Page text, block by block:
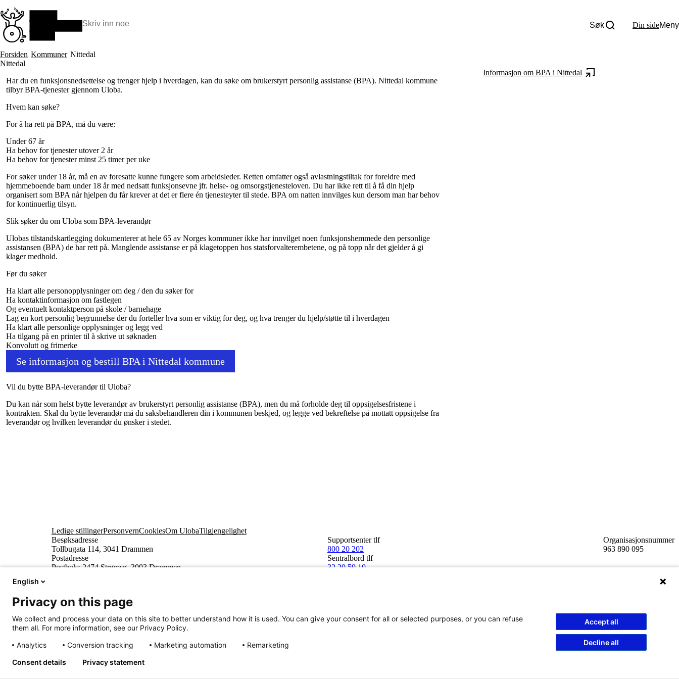
til
hovedinnhold
Søk: Søk Din sideMeny
Hva vi gjør
BPA – Borgerstyrt personlig assistanse
Beslutningsstøtteråd
Funksjonsassistanse
Ti gode grunner til å velge Uloba
Kampsaker
Tall og fakta
Forsiden Kommuner Nittedal
Nittedal
Informasjon om BPA i Nittedal
Har du en funksjonsnedsettelse og trenger hjelp i hverdagen, kan du søke om brukerstyrt personlig assistanse (BPA). Nittedal kommune
tilbyr BPA-tjenester gjennom Uloba.
Hvem kan søke?
For å ha rett på BPA, må du være:
Under 67 år
Ha behov for tjenester utover 2 år
Ha behov for tjenester minst 25 timer per uke
For søker under 18 år, må en av foresatte kunne fungere som arbeidsleder. Retten omfatter også avlastningstiltak for foreldre med
hjemmeboende barn under 18 år med nedsatt funksjonsevne jfr. helse- og omsorgstjenesteloven. Du har ikke rett til å få din hjelp
organisert som BPA når hjelpen du får krever at det er flere én tjenesteyter til stede. BPA om natten innvilges kun dersom man har behov
for kontinuerlig tilsyn.
Slik søker du om Uloba som BPA-leverandør
Ulobas tilstandskartlegging dokumenterer at hele 65 av Norges kommuner ikke har innvilget noen funksjonshemmede den personlige
assistansen (BPA) de har rett på. Manglende assistanse er på klagetoppen hos statsforvalterembetene, og på topp når det gjelder å gi
klager medhold.
Før du søker
Ha klart alle personopplysninger om deg / den du søker for
Ha kontaktinformasjon om fastlegen
Og eventuelt kontaktperson på skole / barnehage
Lag en kort personlig begrunnelse der du forteller hva som er viktig for deg, og hva trenger du hjelp/støtte til i hverdagen
Ha klart alle personlige opplysninger og legg ved
Ha tilgang på en printer til å skrive ut søknaden
Konvolutt og frimerke
Se informasjon og bestill BPA i Nittedal kommune
Vil du bytte BPA-leverandør til Uloba?
Du kan når som helst bytte leverandør av brukerstyrt personlig assistanse (BPA), men du må forholde deg til oppsigelsesfristene i
kontrakten. Skal du bytte leverandør må du saksbehandleren din i kommunen beskjed, og legge ved bekreftelse på mottatt oppsigelse fra
leverandør og hvilken leverandør du ønsker i stedet.
Ledige stillingerPersonvernCookiesOm UlobaTilgjengelighet
Besøksadresse
Tollbugata 114, 3041 Drammen
Postadresse
Postboks 2474 Strømsø, 3003 Drammen
Supportsenter tlf
800 20 202
Sentralbord tlf
32 20 59 10
Organisasjonsnummer
963 890 095
Innhold beskyttet av © Uloba – Independent Living Norge SA 2026
English
Privacy on this page
We collect and process your data on this site to better understand how it is used. You can give your consent for all or selected purposes, or you can refuse
them all. For more information, see our Privacy Policy.
Analytics
Conversion tracking Marketing automation Remarketing
Accept all
Decline all
Consent details Privacy statement